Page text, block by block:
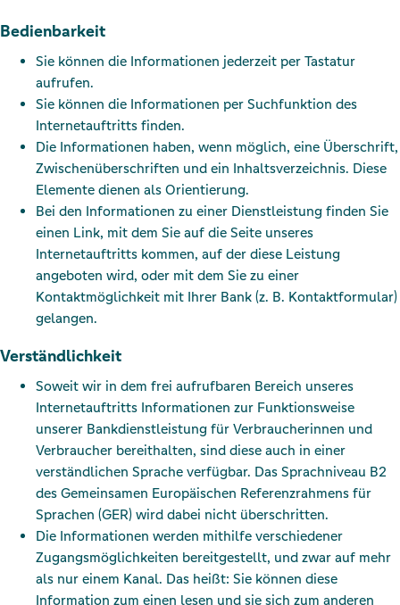
Bedienbarkeit
Sie können die Informationen jederzeit per Tastatur
aufrufen.
Sie können die Informationen per Suchfunktion des
Internetauftritts finden.
Die Informationen haben, wenn möglich, eine Überschrift,
Zwischenüberschriften und ein Inhaltsverzeichnis. Diese
Elemente dienen als Orientierung.
Bei den Informationen zu einer Dienstleistung finden Sie
einen Link, mit dem Sie auf die Seite unseres
Internetauftritts kommen, auf der diese Leistung
angeboten wird, oder mit dem Sie zu einer
Kontaktmöglichkeit mit Ihrer Bank (z. B. Kontaktformular)
gelangen.
Verständlichkeit
Soweit wir in dem frei aufrufbaren Bereich unseres
Internetauftritts Informationen zur Funktionsweise
unserer Bankdienstleistung für Verbraucherinnen und
Verbraucher bereithalten, sind diese auch in einer
verständlichen Sprache verfügbar. Das Sprachniveau B2
des Gemeinsamen Europäischen Referenzrahmens für
Sprachen (GER) wird dabei nicht überschritten.
Die Informationen werden mithilfe verschiedener
Zugangsmöglichkeiten bereitgestellt, und zwar auf mehr
als nur einem Kanal. Das heißt: Sie können diese
Information zum einen lesen und sie sich zum anderen